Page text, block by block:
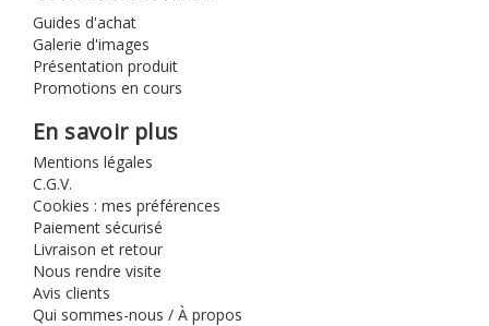
Guides d'achat
Galerie d'images
Présentation produit
Promotions en cours
En savoir plus
Mentions légales
C.G.V.
Cookies : mes préférences
Paiement sécurisé
Livraison et retour
Nous rendre visite
Avis clients
Qui sommes-nous / À propos